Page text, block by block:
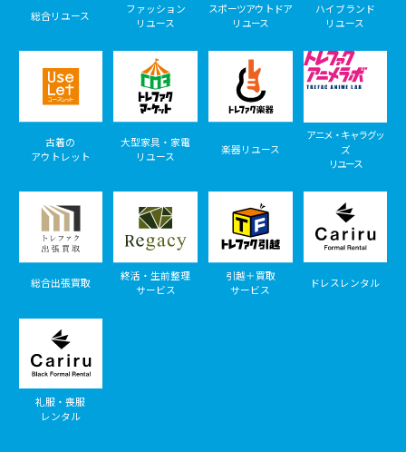
総合リユース
ファッション
リユース
スポーツアウトドア
リユース
ハイブランド
リユース
古着の
アウトレット
大型家具・家電
リユース
楽器リユース
アニメ・キャラグッ
ズ
リユース
総合出張買取
終活・生前整理
サービス
引越＋買取
サービス
ドレスレンタル
礼服・喪服
レンタル